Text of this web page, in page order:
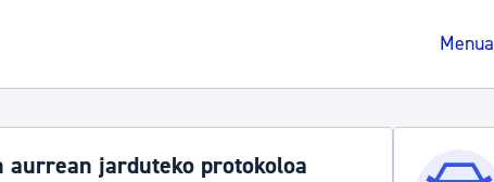
Menua
aurrean jarduteko protokoloa